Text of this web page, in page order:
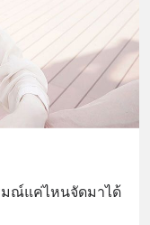
มณ์แค่ไหนจัดมาได้